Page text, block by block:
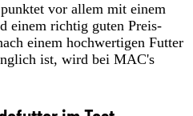
vor allem mit einem
einem richtig guten Preis-
einem hochwertigen Futter
ist, wird bei MAC's